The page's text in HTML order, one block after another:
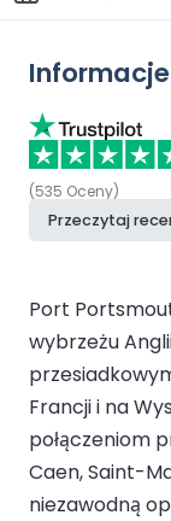
(535 Oceny)
Przeczytaj
Port
wybrzeżu
Francji i na
połączeniom
Caen, Saint-
niezawodną